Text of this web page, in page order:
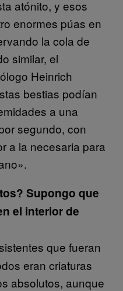
atónito, y esos
enormes púas en
la cola de
similar, el
Heinrich
bestias podían
a una
segundo, con
a la necesaria para
Supongo que
el interior de
que fueran
eran criaturas
absolutos, aunque